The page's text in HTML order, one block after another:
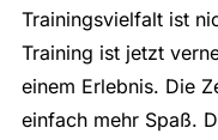
Trainingsvielfalt ist
Training ist jetzt
einem Erlebnis. Die
einfach mehr Spaß.